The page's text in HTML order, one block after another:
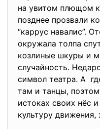
на увитом плющом
позднее прозвали
“каррус навалис”.
окружала толпа
козлиные шкуры и
случайность.
символ театра. А
там и танцы,
истоках своих нёс
культуру движения,